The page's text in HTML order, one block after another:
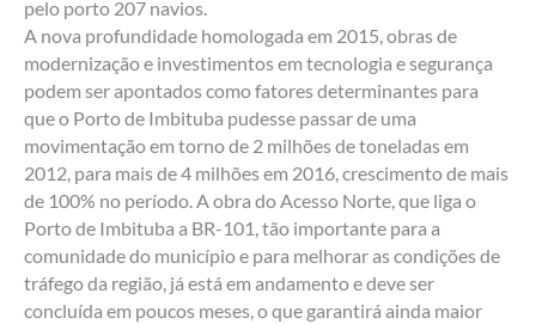
pelo porto 207 navios.
A nova profundidade homologada em 2015, obras de
modernização e investimentos em tecnologia e segurança
podem ser apontados como fatores determinantes para
que o Porto de Imbituba pudesse passar de uma
movimentação em torno de 2 milhões de toneladas em
2012, para mais de 4 milhões em 2016, crescimento de mais
de 100% no período. A obra do Acesso Norte, que liga o
Porto de Imbituba a BR-101, tão importante para a
comunidade do município e para melhorar as condições de
tráfego da região, já está em andamento e deve ser
concluída em poucos meses, o que garantirá ainda maior